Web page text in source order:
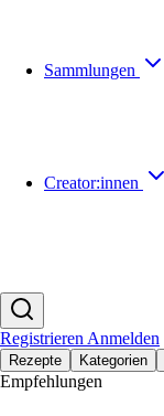
Sammlungen
Creator:innen
Registrieren Anmelden
Rezepte Kategorien
Empfehlungen